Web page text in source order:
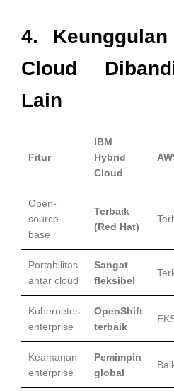
4.
Cloud
Lain
Fitur
IBM
Hybrid
Cloud
Open-
source
base
Terbaik
(Red Hat)
Portabilitas
antar cloud
Sangat
fleksibel
Kubernetes
enterprise
OpenShift
terbaik
Keamanan
enterprise
Pemimpin
global